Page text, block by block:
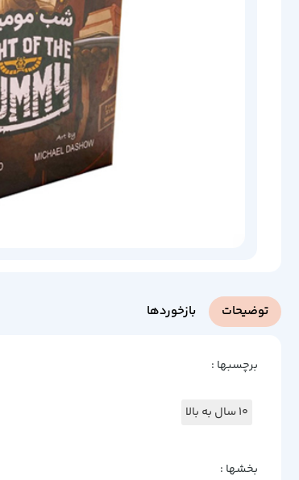
توضیحات بازخوردها
برچسبها :
10 سال به بالا
بخشها :